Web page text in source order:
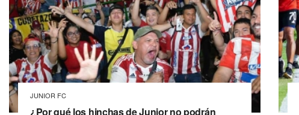
JUNIOR FC
¿Por qué los hinchas de Junior no podrán